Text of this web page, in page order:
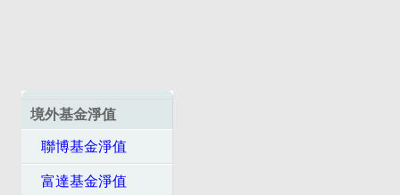
境外基金淨值
聯博基金淨值
富達基金淨值